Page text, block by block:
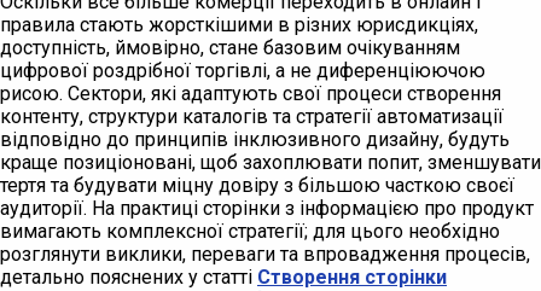
правила стають жорсткішими в різних юрисдикціях,
доступність, ймовірно, стане базовим очікуванням
цифрової роздрібної торгівлі, а не диференціюючою
рисою. Сектори, які адаптують свої процеси створення
контенту, структури каталогів та стратегії автоматизації
відповідно до принципів інклюзивного дизайну, будуть
краще позиціоновані, щоб захоплювати попит, зменшувати
тертя та будувати міцну довіру з більшою часткою своєї
аудиторії. На практиці сторінки з інформацією про продукт
вимагають комплексної стратегії; для цього необхідно
розглянути виклики, переваги та впровадження процесів,
детально пояснених у статті Створення сторінки